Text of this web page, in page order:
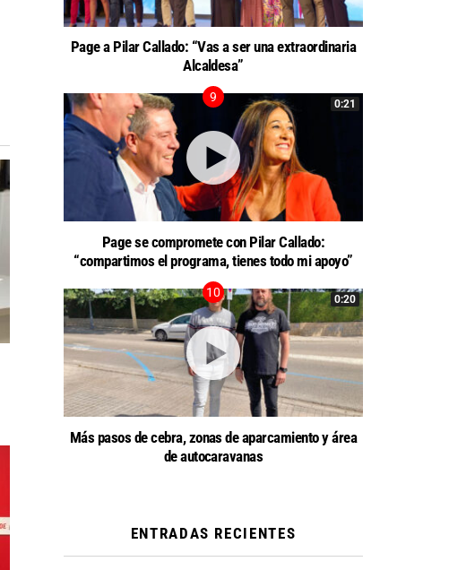
Page a Pilar Callado: “Vas a ser una extraordinaria
Alcaldesa”
0:21
Page se compromete con Pilar Callado:
“compartimos el programa, tienes todo mi apoyo”
0:20
Más pasos de cebra, zonas de aparcamiento y área
de autocaravanas
ENTRADAS RECIENTES